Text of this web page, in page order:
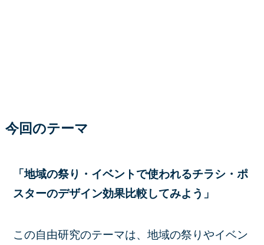
今回のテーマ
「地域の祭り・イベントで使われるチラシ・ポ
スターのデザイン効果比較してみよう」
この自由研究のテーマは、地域の祭りやイベン